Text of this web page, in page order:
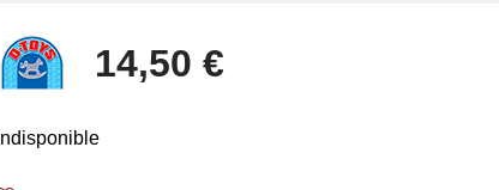
14,50 €
Indisponible